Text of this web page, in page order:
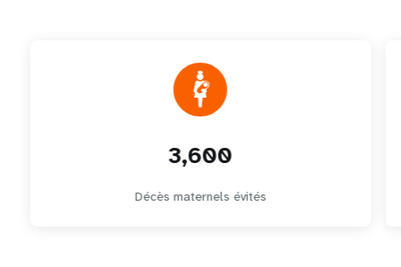
3,600
Décès maternels évités